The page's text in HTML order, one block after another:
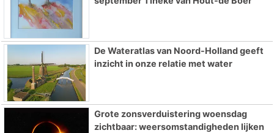
De Wateratlas van Noord-Holland geeft
inzicht in onze relatie met water
Grote zonsverduistering woensdag
zichtbaar: weersomstandigheden lijken